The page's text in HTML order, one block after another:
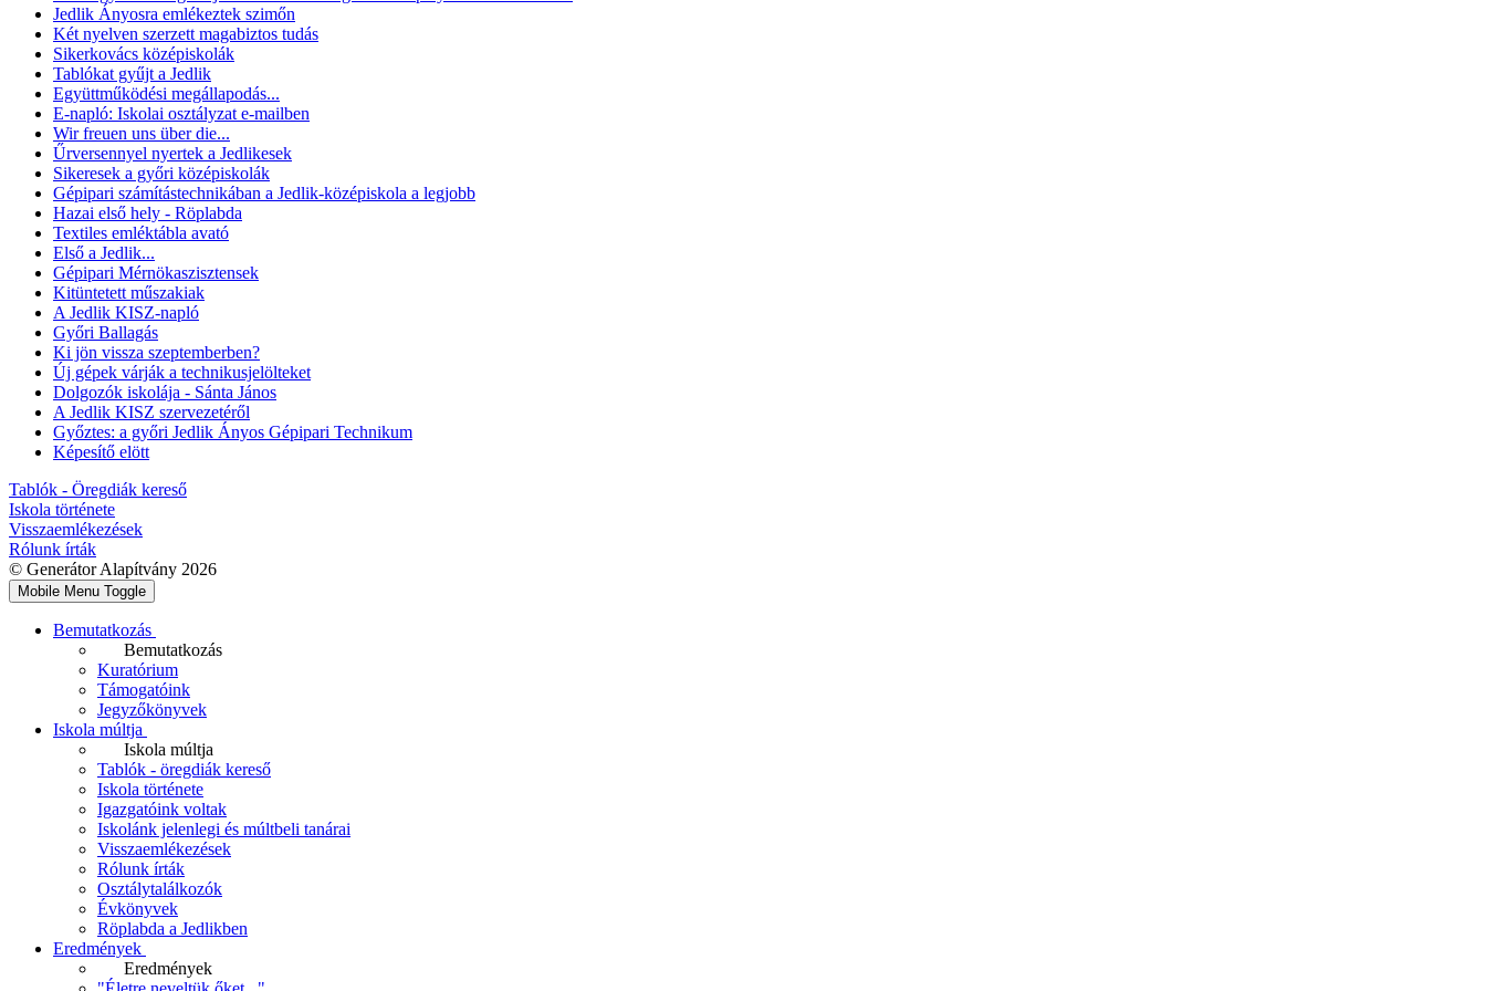
Jedlik Ányosra emlékeztek szimőn
Két nyelven szerzett magabiztos tudás
Sikerkovács középiskolák
Tablókat gyűjt a Jedlik
Együttműködési megállapodás...
E-napló: Iskolai osztályzat e-mailben
Wir freuen uns über die...
Űrversennyel nyertek a Jedlikesek
Sikeresek a győri középiskolák
Gépipari számítástechnikában a Jedlik-középiskola a legjobb
Hazai első hely - Röplabda
Textiles emléktábla avató
Első a Jedlik...
Gépipari Mérnökaszisztensek
Kitüntetett műszakiak
A Jedlik KISZ-napló
Győri Ballagás
Ki jön vissza szeptemberben?
Új gépek várják a technikusjelölteket
Dolgozók iskolája - Sánta János
A Jedlik KISZ szervezetéről
Győztes: a győri Jedlik Ányos Gépipari Technikum
Képesítő elött
Tablók - Öregdiák kereső
Iskola története
Visszaemlékezések
Rólunk írták
© Generátor Alapítvány 2026
Mobile Menu Toggle
Bemutatkozás
Bemutatkozás
Kuratórium
Támogatóink
Jegyzőkönyvek
Iskola múltja
Iskola múltja
Tablók - öregdiák kereső
Iskola története
Igazgatóink voltak
Iskolánk jelenlegi és múltbeli tanárai
Visszaemlékezések
Rólunk írták
Osztálytalálkozók
Évkönyvek
Röplabda a Jedlikben
Eredmények
Eredmények